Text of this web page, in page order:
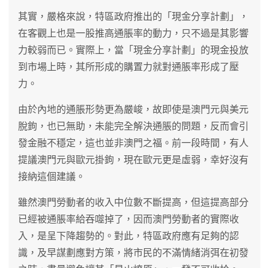
其實，嚴格來說，特區政府推出的「現金分享計劃」，
在客觀上也是一股推高通脹率的動力，只不過是其影響
力較弱而已。實際上，當「現金分享計劃」的現金投放
到市場上時，其所形成的購置力就對通脹率形成了壓
力。
由於內地的通脹形勢更為嚴峻，故即使是澳門元與美元
脫鉤，也已無助，未能完全解決通脹的問題，反而會引
發金融不穩定，這也並非澳門之福。前一段時間，有人
提議澳門元與歐元掛鉤，現在歐元更是虛弱，幸好沒有
接納這個建議。
雖然澳門勞動者的收入中位數不斷提高，但這提高部分
已經被通脹率給吞噬掉了，因而澳門勞動者的實際收
入，是呈下降趨勢的。對此，特區政府應有足夠的認
識，及早謀劃應對方策，將市民的不滿情緒消弭在初發